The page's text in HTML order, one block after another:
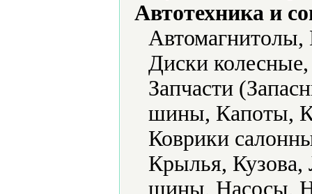
Автотехника и
Диски
Запчасти
шины, Капоты,
Коврики
Крылья,
шины, Насосы,